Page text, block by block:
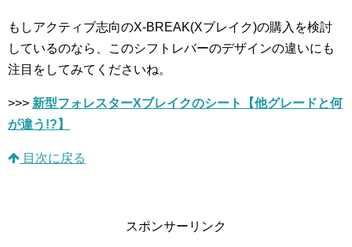
もしアクティブ志向のX-BREAK(Xブレイク)の購入を検討
しているのなら、このシフトレバーのデザインの違いにも
注目をしてみてくださいね。
>>> 新型フォレスターXブレイクのシート【他グレードと何
が違う!?】
目次に戻る
スポンサーリンク